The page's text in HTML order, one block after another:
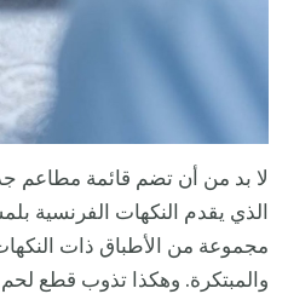
لا بد من أن تضم قائمة مطاعم
الذي يقدم النكهات الفرنسية
مجموعة من الأطباق ذات النكهات
والمبتكرة. وهكذا تذوب قطع